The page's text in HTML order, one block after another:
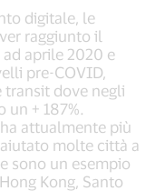
digitale, le
raggiunto il
aprile 2020 e
pre-COVID,
transit dove negli
+ 187%.
attualmente più
molte città a
sono un esempio
Kong, Santo